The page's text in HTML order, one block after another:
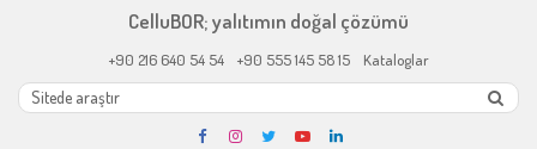
CelluBOR; yalıtımın doğal çözümü
+90 216 640 54 54 +90 555 145 58 15 Kataloglar